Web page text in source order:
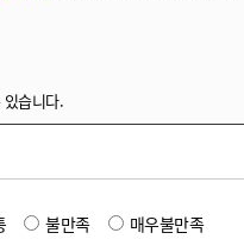
습니다.
불만족 매우불만족